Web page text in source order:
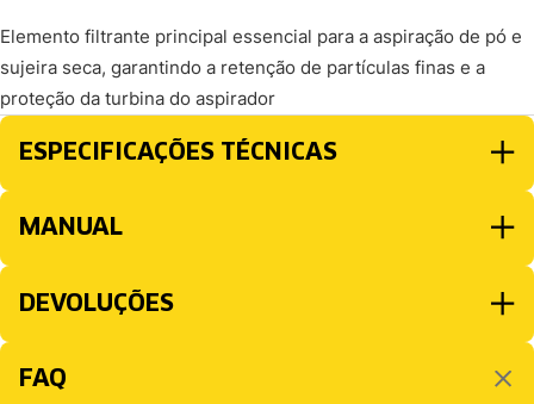
Elemento filtrante principal essencial para a aspiração de pó e
sujeira seca, garantindo a retenção de partículas finas e a
proteção da turbina do aspirador
ESPECIFICAÇÕES TÉCNICAS
MANUAL
DEVOLUÇÕES
FAQ